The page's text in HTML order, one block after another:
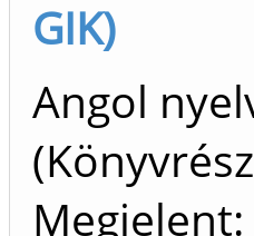
GIK)
Angol
Megjelent: